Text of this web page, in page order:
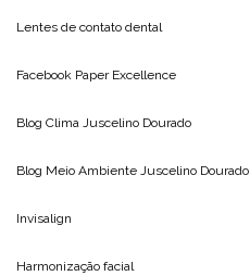
Lentes de contato dental
Facebook Paper Excellence
Blog Clima Juscelino Dourado
Blog Meio Ambiente Juscelino Dourado
Invisalign
Harmonização facial